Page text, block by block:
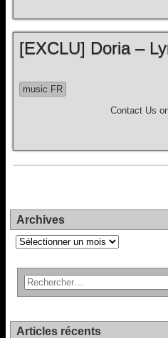
[EXCLU] Doria –
music FR
Contact Us
Archives
Archives
Articles récents